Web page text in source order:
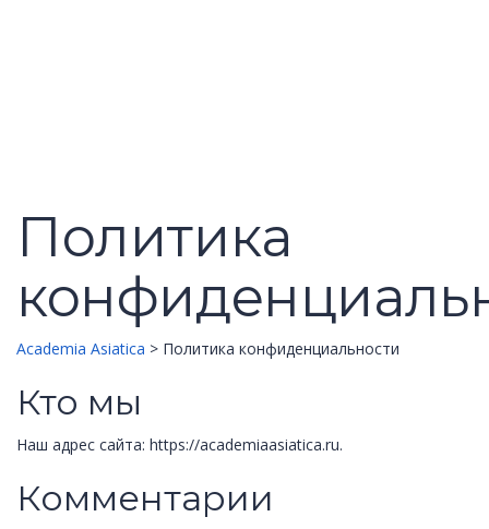
Политика
Academia Asiatica > Политика конфиденциальности
Кто мы
Наш адрес сайта: https://academiaasiatica.ru.
Комментарии